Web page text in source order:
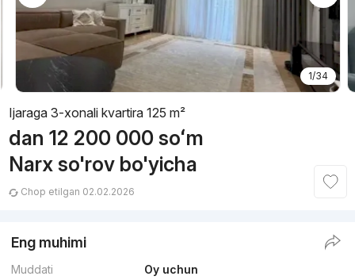
1/34
Ijaraga 3-xonali kvartira 125 m²
dan 12 200 000 soʻm
Narx so'rov bo'yicha
Chop etilgan 02.02.2026
Eng muhimi
Muddati
Oy uchun